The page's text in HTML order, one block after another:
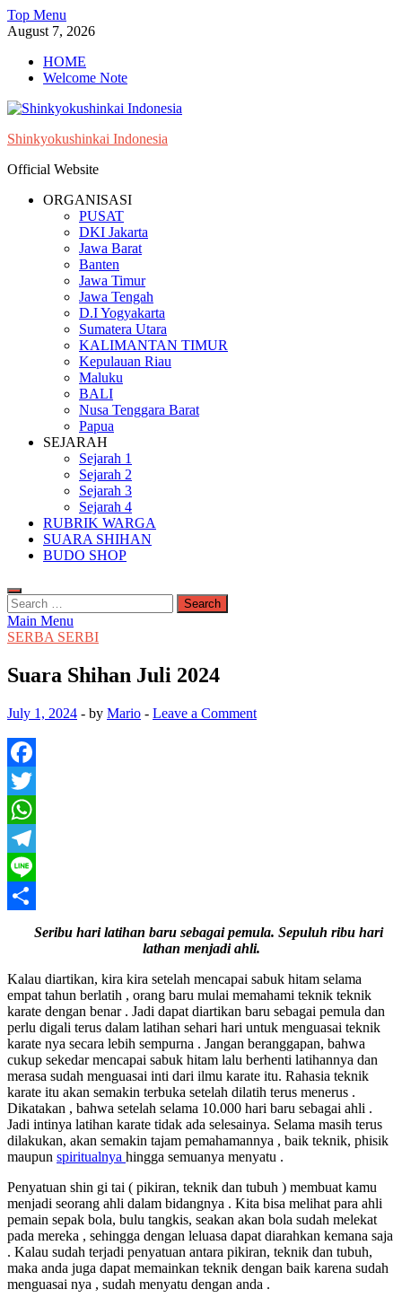
Skip
to
Top Menu
August 7, 2026
HOME
Welcome Note
Shinkyokushinkai Indonesia
Official Website
ORGANISASI
PUSAT
DKI Jakarta
Jawa Barat
Banten
Jawa Timur
Jawa Tengah
D.I Yogyakarta
Sumatera Utara
KALIMANTAN TIMUR
Kepulauan Riau
Maluku
BALI
Nusa Tenggara Barat
Papua
SEJARAH
Sejarah 1
Sejarah 2
Sejarah 3
Sejarah 4
RUBRIK WARGA
SUARA SHIHAN
BUDO SHOP
Search
for:
Main Menu
SERBA SERBI
Suara Shihan Juli 2024
July 1, 2024 - by Mario - Leave a Comment
Facebook
Twitter
WhatsApp
Telegram
Line
Share
Seribu hari latihan baru sebagai pemula. Sepuluh ribu hari
lathan menjadi ahli.
Kalau diartikan, kira kira setelah mencapai sabuk hitam selama
empat tahun berlatih , orang baru mulai memahami teknik teknik
karate dengan benar . Jadi dapat diartikan baru sebagai pemula dan
perlu digali terus dalam latihan sehari hari untuk menguasai teknik
karate nya secara lebih sempurna . Jangan beranggapan, bahwa
cukup sekedar mencapai sabuk hitam lalu berhenti latihannya dan
merasa sudah menguasai inti dari ilmu karate itu. Rahasia teknik
karate itu akan semakin terbuka setelah dilatih terus menerus .
Dikatakan , bahwa setelah selama 10.000 hari baru sebagai ahli .
Jadi intinya latihan karate tidak ada selesainya. Selama masih terus
dilakukan, akan semakin tajam pemahamannya , baik teknik, phisik
maupun spiritualnya hingga semuanya menyatu .
Penyatuan shin gi tai ( pikiran, teknik dan tubuh ) membuat kamu
menjadi seorang ahli dalam bidangnya . Kita bisa melihat para ahli
pemain sepak bola, bulu tangkis, seakan akan bola sudah melekat
pada mereka , sehingga dengan leluasa dapat diarahkan kemana saja
. Kalau sudah terjadi penyatuan antara pikiran, teknik dan tubuh,
maka anda juga dapat memainkan teknik dengan baik karena sudah
menguasai nya , sudah menyatu dengan anda .